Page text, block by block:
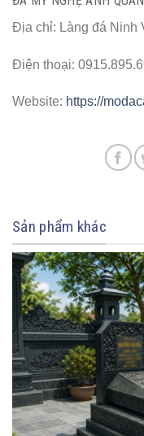
Địa chỉ: Làng đá Ninh
Điện thoại:
Website: https://
Sản phẩm khác